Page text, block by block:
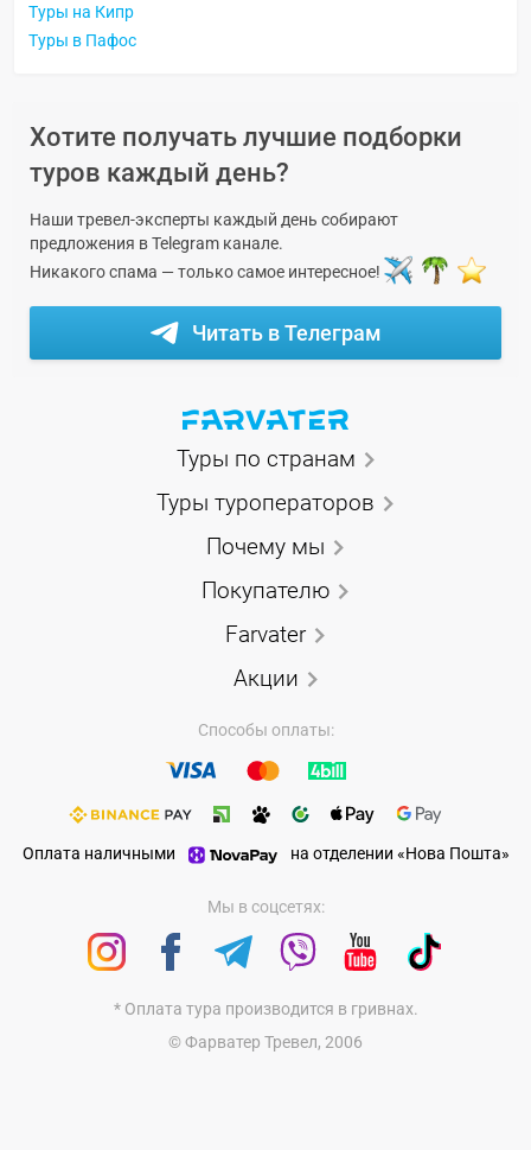
Туры на Кипр
Туры в Пафос
Хотите получать лучшие подборки
туров каждый день?
Наши тревел-эксперты каждый день собирают
предложения в Telegram канале.
Никакого спама — только самое интересное!
Читать в Телеграм
Туры по странам
Туры туроператоров
Почему мы
Покупателю
Farvater
Акции
Способы оплаты:
Оплата наличными на отделении «Нова Пошта»
Мы в соцсетях:
* Оплата тура производится в гривнах.
© Фарватер Тревел, 2006